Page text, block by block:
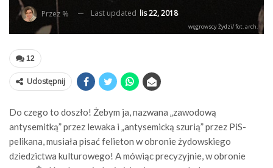
Przez % Last updated lis 22, 2018
węgrowscy Żydzi/ fot. arch.
12
Udostępnij
Do czego to doszło! Żebym ja, nazwana „zawodową
antysemitką” przez lewaka i „antysemicką szurią” przez PiS-
pelikana, musiała pisać felieton w obronie żydowskiego
dziedzictwa kulturowego! A mówiąc precyzyjnie, w obronie